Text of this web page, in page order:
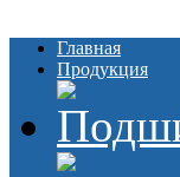
Главная
Продукция